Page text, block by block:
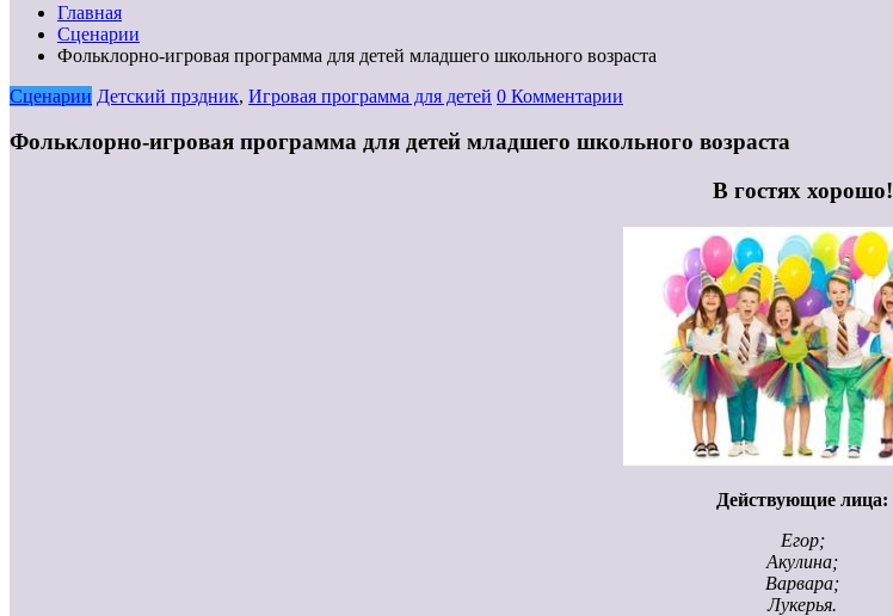
Главная
Сценарии
Фольклорно-игровая программа для детей младшего школьного возраста
Сценарии Детский прздник, Игровая программа для детей 0 Комментарии
Фольклорно-игровая программа для детей младшего школьного возраста
В гостях хорошо!
Действующие лица:
Егор;
Акулина;
Варвара;
Лукерья.